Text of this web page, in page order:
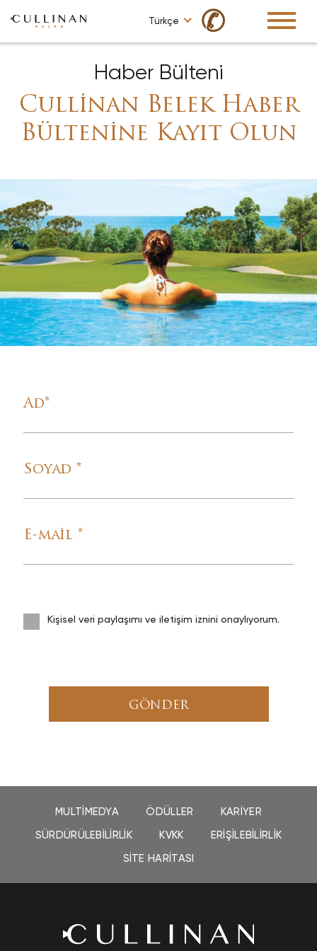
Türkçe ✆
Haber Bülteni
Cullinan Belek Haber
Bültenine Kayıt Olun
Ad*
Soyad *
E-mail *
Kişisel veri paylaşımı ve iletişim iznini onaylıyorum.
GÖNDER
MULTIMEDYA ÖDÜLLER
KARIYER
SÜRDÜRÜLEBILIRLIK
KVKK
ERIŞILEBILIRLIK
SITE HARITASI